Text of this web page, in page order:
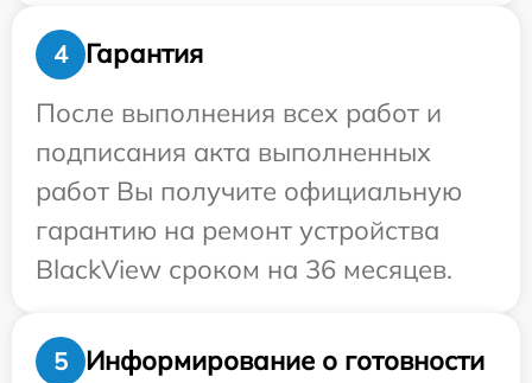
4
Гарантия
После выполнения всех работ и
подписания акта выполненных
работ Вы получите официальную
гарантию на ремонт устройства
BlackView сроком на 36 месяцев.
5
Информирование о готовности